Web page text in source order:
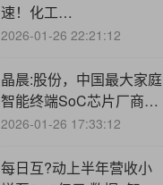
速！化工
ETF（516020）大涨
动下高景气细分领域
2026-01-26 22:21:12
晶晨:股份，中国最大家庭
智能终端SoC芯片厂商，
递交IPO招股书，拟赴香
国际联席保荐
2026-01-26 17:33:12
每日互?动上半年营收小